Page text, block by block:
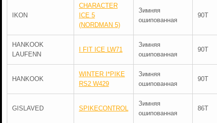
IKON
CHARACTER
ICE 5
(NORDMAN 5)
Зимняя
ошипованная
90T
HANKOOK
LAUFENN
I FIT ICE LW71
Зимняя
ошипованная
90T
HANKOOK
WINTER I*PIKE
RS2 W429
Зимняя
ошипованная
90T
GISLAVED SPIKECONTROL
Зимняя
ошипованная
86T